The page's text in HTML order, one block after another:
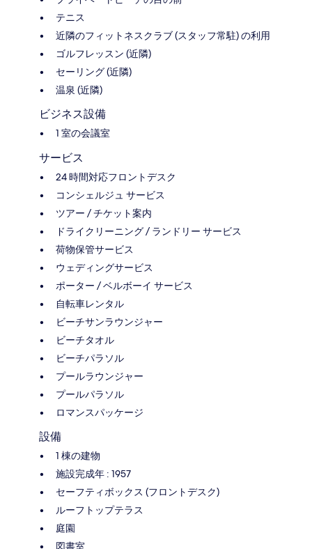
テニス
近隣のフィットネスクラブ (スタッフ常駐) の利用
ゴルフレッスン (近隣)
セーリング (近隣)
温泉 (近隣)
ビジネス設備
1 室の会議室
サービス
24 時間対応フロントデスク
コンシェルジュ サービス
ツアー / チケット案内
ドライクリーニング / ランドリー サービス
荷物保管サービス
ウェディングサービス
ポーター / ベルボーイ サービス
自転車レンタル
ビーチサンラウンジャー
ビーチタオル
ビーチパラソル
プールラウンジャー
プールパラソル
ロマンスパッケージ
設備
1 棟の建物
施設完成年 : 1957
セーフティボックス (フロントデスク)
ルーフトップテラス
庭園
図書室